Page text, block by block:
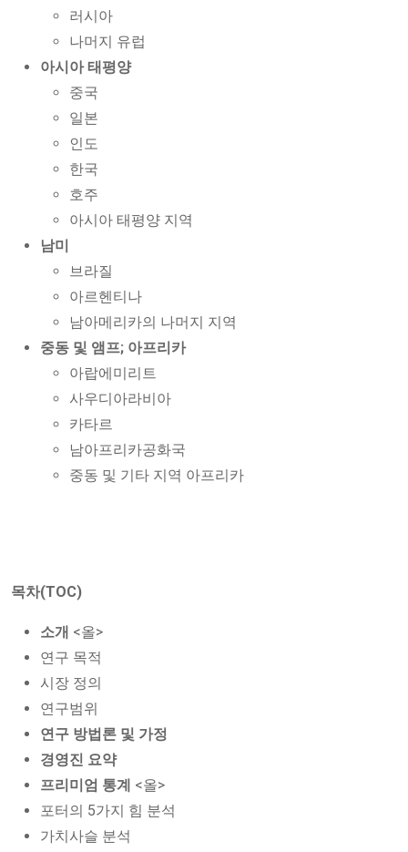
러시아
나머지 유럽
아시아 태평양
중국
일본
인도
한국
호주
아시아 태평양 지역
남미
브라질
아르헨티나
남아메리카의 나머지 지역
중동 및 앰프; 아프리카
아랍에미리트
사우디아라비아
카타르
남아프리카공화국
중동 및 기타 지역 아프리카
목차(TOC)
소개 <올>
연구 목적
시장 정의
연구범위
연구 방법론 및 가정
경영진 요약
프리미엄 통계 <올>
포터의 5가지 힘 분석
가치사슬 분석